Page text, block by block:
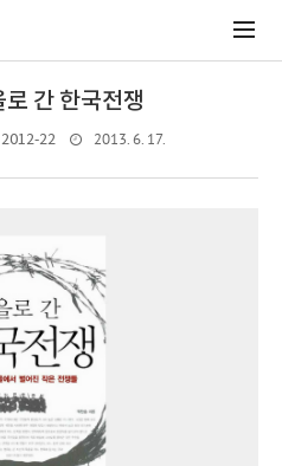
간 한국전쟁
22 2013. 6. 17.